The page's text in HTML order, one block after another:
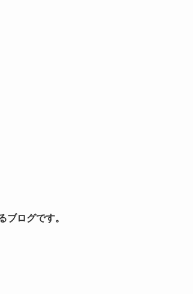
ブログです。